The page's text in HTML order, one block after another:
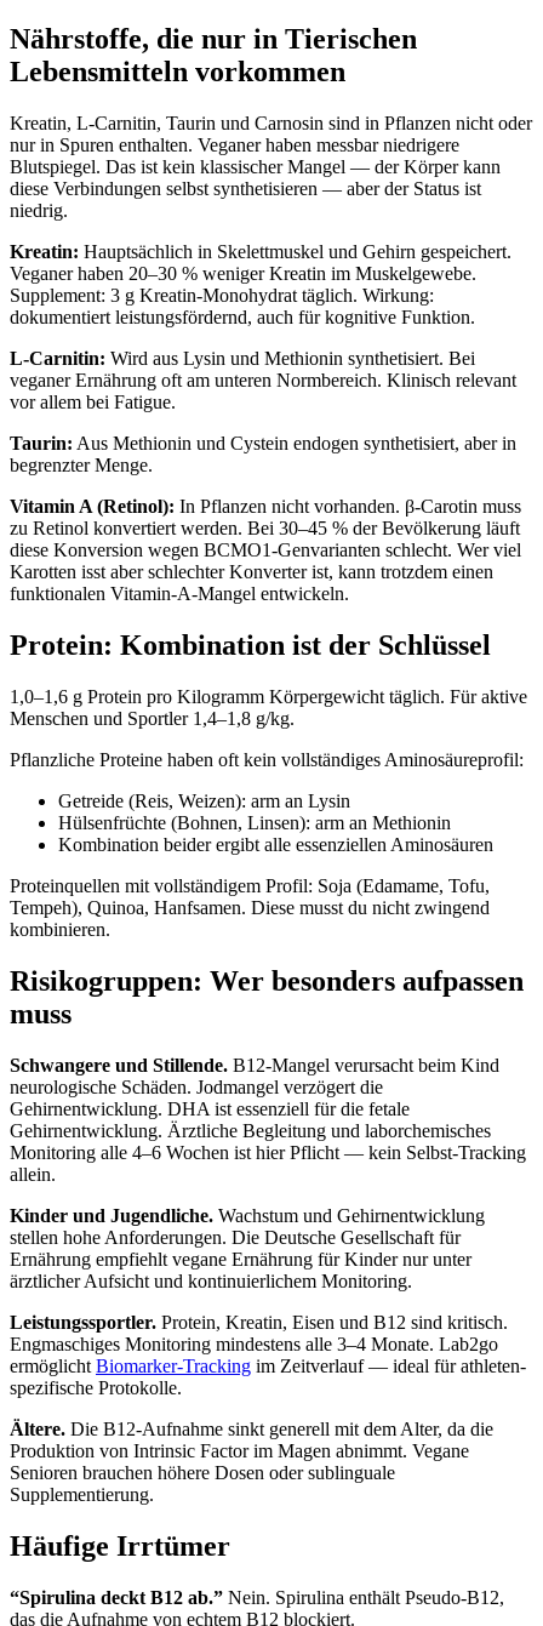
Nährstoffe, die nur in Tierischen
Lebensmitteln vorkommen
Kreatin, L-Carnitin, Taurin und Carnosin sind in Pflanzen nicht oder
nur in Spuren enthalten. Veganer haben messbar niedrigere
Blutspiegel. Das ist kein klassischer Mangel — der Körper kann
diese Verbindungen selbst synthetisieren — aber der Status ist
niedrig.
Kreatin: Hauptsächlich in Skelettmuskel und Gehirn gespeichert.
Veganer haben 20–30 % weniger Kreatin im Muskelgewebe.
Supplement: 3 g Kreatin-Monohydrat täglich. Wirkung:
dokumentiert leistungsfördernd, auch für kognitive Funktion.
L-Carnitin: Wird aus Lysin und Methionin synthetisiert. Bei
veganer Ernährung oft am unteren Normbereich. Klinisch relevant
vor allem bei Fatigue.
Taurin: Aus Methionin und Cystein endogen synthetisiert, aber in
begrenzter Menge.
Vitamin A (Retinol): In Pflanzen nicht vorhanden. β-Carotin muss
zu Retinol konvertiert werden. Bei 30–45 % der Bevölkerung läuft
diese Konversion wegen BCMO1-Genvarianten schlecht. Wer viel
Karotten isst aber schlechter Konverter ist, kann trotzdem einen
funktionalen Vitamin-A-Mangel entwickeln.
Protein: Kombination ist der Schlüssel
1,0–1,6 g Protein pro Kilogramm Körpergewicht täglich. Für aktive
Menschen und Sportler 1,4–1,8 g/kg.
Pflanzliche Proteine haben oft kein vollständiges Aminosäureprofil:
Getreide (Reis, Weizen): arm an Lysin
Hülsenfrüchte (Bohnen, Linsen): arm an Methionin
Kombination beider ergibt alle essenziellen Aminosäuren
Proteinquellen mit vollständigem Profil: Soja (Edamame, Tofu,
Tempeh), Quinoa, Hanfsamen. Diese musst du nicht zwingend
kombinieren.
Risikogruppen: Wer besonders aufpassen
muss
Schwangere und Stillende. B12-Mangel verursacht beim Kind
neurologische Schäden. Jodmangel verzögert die
Gehirnentwicklung. DHA ist essenziell für die fetale
Gehirnentwicklung. Ärztliche Begleitung und laborchemisches
Monitoring alle 4–6 Wochen ist hier Pflicht — kein Selbst-Tracking
allein.
Kinder und Jugendliche. Wachstum und Gehirnentwicklung
stellen hohe Anforderungen. Die Deutsche Gesellschaft für
Ernährung empfiehlt vegane Ernährung für Kinder nur unter
ärztlicher Aufsicht und kontinuierlichem Monitoring.
Leistungssportler. Protein, Kreatin, Eisen und B12 sind kritisch.
Engmaschiges Monitoring mindestens alle 3–4 Monate. Lab2go
ermöglicht Biomarker-Tracking im Zeitverlauf — ideal für athleten-
spezifische Protokolle.
Ältere. Die B12-Aufnahme sinkt generell mit dem Alter, da die
Produktion von Intrinsic Factor im Magen abnimmt. Vegane
Senioren brauchen höhere Dosen oder sublinguale
Supplementierung.
Häufige Irrtümer
“Spirulina deckt B12 ab.” Nein. Spirulina enthält Pseudo-B12,
das die Aufnahme von echtem B12 blockiert.